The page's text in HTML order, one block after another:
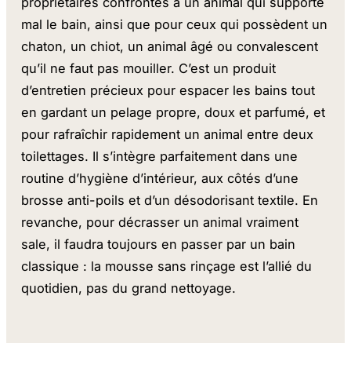
mal le bain, ainsi que pour ceux qui possèdent un
chaton, un chiot, un animal âgé ou convalescent
qu’il ne faut pas mouiller. C’est un produit
d’entretien précieux pour espacer les bains tout
en gardant un pelage propre, doux et parfumé, et
pour rafraîchir rapidement un animal entre deux
toilettages. Il s’intègre parfaitement dans une
routine d’hygiène d’intérieur, aux côtés d’une
brosse anti-poils et d’un désodorisant textile. En
revanche, pour décrasser un animal vraiment
sale, il faudra toujours en passer par un bain
classique : la mousse sans rinçage est l’allié du
quotidien, pas du grand nettoyage.